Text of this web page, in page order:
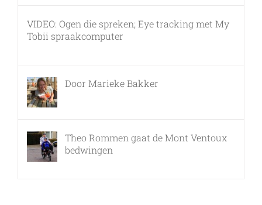
VIDEO: Ogen die spreken; Eye tracking met My
Tobii spraakcomputer
Door Marieke Bakker
Theo Rommen gaat de Mont Ventoux
bedwingen